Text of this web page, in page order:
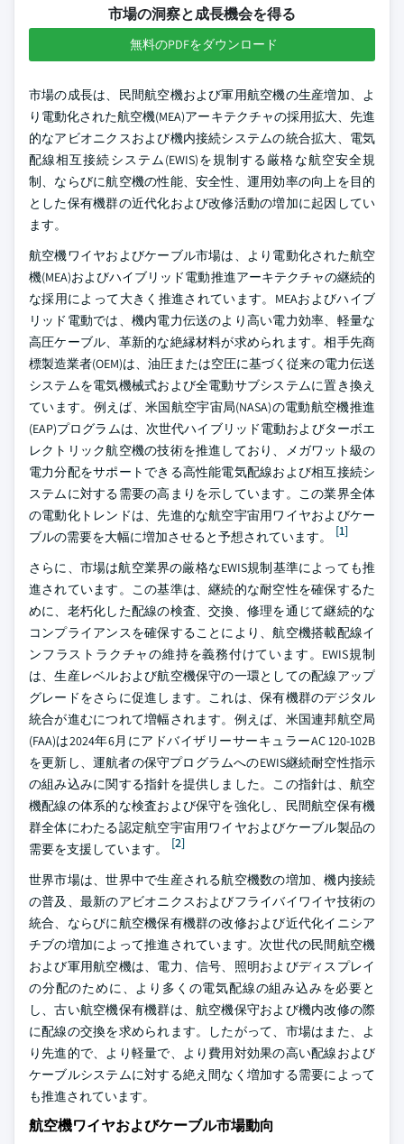
市場の洞察と成長機会を得る
無料のPDFをダウンロード
市場の成長は、民間航空機および軍用航空機の生産増加、よ
り電動化された航空機(MEA)アーキテクチャの採用拡大、先進
的なアビオニクスおよび機内接続システムの統合拡大、電気
配線相互接続システム(EWIS)を規制する厳格な航空安全規
制、ならびに航空機の性能、安全性、運用効率の向上を目的
とした保有機群の近代化および改修活動の増加に起因してい
ます。
航空機ワイヤおよびケーブル市場は、より電動化された航空
機(MEA)およびハイブリッド電動推進アーキテクチャの継続的
な採用によって大きく推進されています。MEAおよびハイブ
リッド電動では、機内電力伝送のより高い電力効率、軽量な
高圧ケーブル、革新的な絶縁材料が求められます。相手先商
標製造業者(OEM)は、油圧または空圧に基づく従来の電力伝送
システムを電気機械式および全電動サブシステムに置き換え
ています。例えば、米国航空宇宙局(NASA)の電動航空機推進
(EAP)プログラムは、次世代ハイブリッド電動およびターボエ
レクトリック航空機の技術を推進しており、メガワット級の
電力分配をサポートできる高性能電気配線および相互接続シ
ステムに対する需要の高まりを示しています。この業界全体
の電動化トレンドは、先進的な航空宇宙用ワイヤおよびケー
ブルの需要を大幅に増加させると予想されています。
[1]
さらに、市場は航空業界の厳格なEWIS規制基準によっても推
進されています。この基準は、継続的な耐空性を確保するた
めに、老朽化した配線の検査、交換、修理を通じて継続的な
コンプライアンスを確保することにより、航空機搭載配線イ
ンフラストラクチャの維持を義務付けています。EWIS規制
は、生産レベルおよび航空機保守の一環としての配線アップ
グレードをさらに促進します。これは、保有機群のデジタル
統合が進むにつれて増幅されます。例えば、米国連邦航空局
(FAA)は2024年6月にアドバイザリーサーキュラーAC 120-102B
を更新し、運航者の保守プログラムへのEWIS継続耐空性指示
の組み込みに関する指針を提供しました。この指針は、航空
機配線の体系的な検査および保守を強化し、民間航空保有機
群全体にわたる認定航空宇宙用ワイヤおよびケーブル製品の
需要を支援しています。
[2]
世界市場は、世界中で生産される航空機数の増加、機内接続
の普及、最新のアビオニクスおよびフライバイワイヤ技術の
統合、ならびに航空機保有機群の改修および近代化イニシア
チブの増加によって推進されています。次世代の民間航空機
および軍用航空機は、電力、信号、照明およびディスプレイ
の分配のために、より多くの電気配線の組み込みを必要と
し、古い航空機保有機群は、航空機保守および機内改修の際
に配線の交換を求められます。したがって、市場はまた、よ
り先進的で、より軽量で、より費用対効果の高い配線および
ケーブルシステムに対する絶え間なく増加する需要によって
も推進されています。
航空機ワイヤおよびケーブル市場動向